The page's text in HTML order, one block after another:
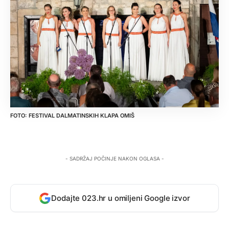
FESTIVAL DALMATINSKIH KLAPA OMIŠ
- SADRŽAJ POČINJE NAKON OGLASA -
Dodajte 023.hr u omiljeni Google izvor